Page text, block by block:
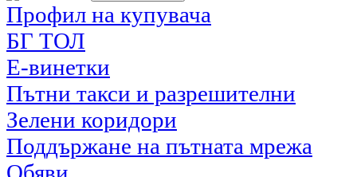
Профил на купувача
БГ ТОЛ
Е-винетки
Пътни такси и разрешителни
Зелени коридори
Поддържане на пътната мрежа